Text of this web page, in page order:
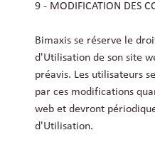
9 - MODIFICATION DES
Bimaxis se réserve le
d'Utilisation de son site
préavis. Les utilisateurs
par ces modifications
web et devront
d'Utilisation.